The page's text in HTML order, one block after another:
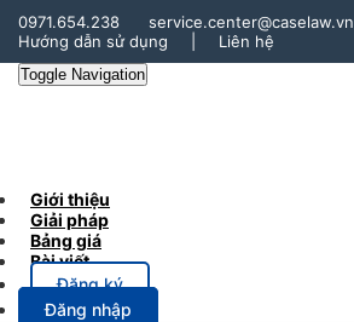
0971.654.238
service.center@caselaw.vn
Hướng dẫn sử dụng
Liên hệ
Toggle Navigation
Giới thiệu
Giải pháp
Bảng giá
Bài viết
Đăng ký
Đăng nhập